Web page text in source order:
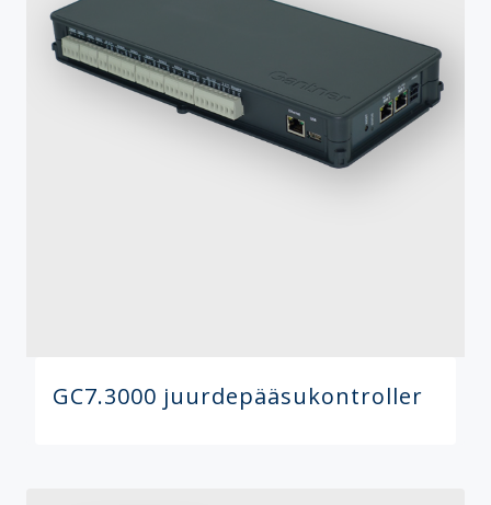
GC7.3000 juurdepääsukontroller